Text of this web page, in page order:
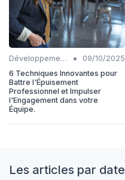
Développement personnel •
09/10/2025
6 Techniques Innovantes pour
Battre l'Épuisement
Professionnel et Impulser
l'Engagement dans votre
Équipe.
Les articles par date